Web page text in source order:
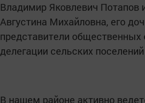
Владимир Яковлевич Потапов
Августина Михайловна, его
представители общественных
делегации сельских
В нашем районе активно